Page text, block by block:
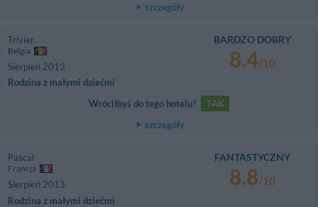
szczegóły
Trivier
Belgia
Sierpień 2013
Rodzina z małymi dziećmi
BARDZO DOBRY
8.4/10
Wróciłbyś do tego hotelu?
TAK
szczegóły
Pascal
Francja
Sierpień 2013
Rodzina z małymi dziećmi
FANTASTYCZNY
8.8/10